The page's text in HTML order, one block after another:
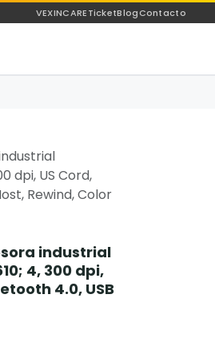
VEXINCARETicketBlogContacto
dpi, US Cord,
Rewind, Color
industrial
4, 300 dpi,
4.0, USB